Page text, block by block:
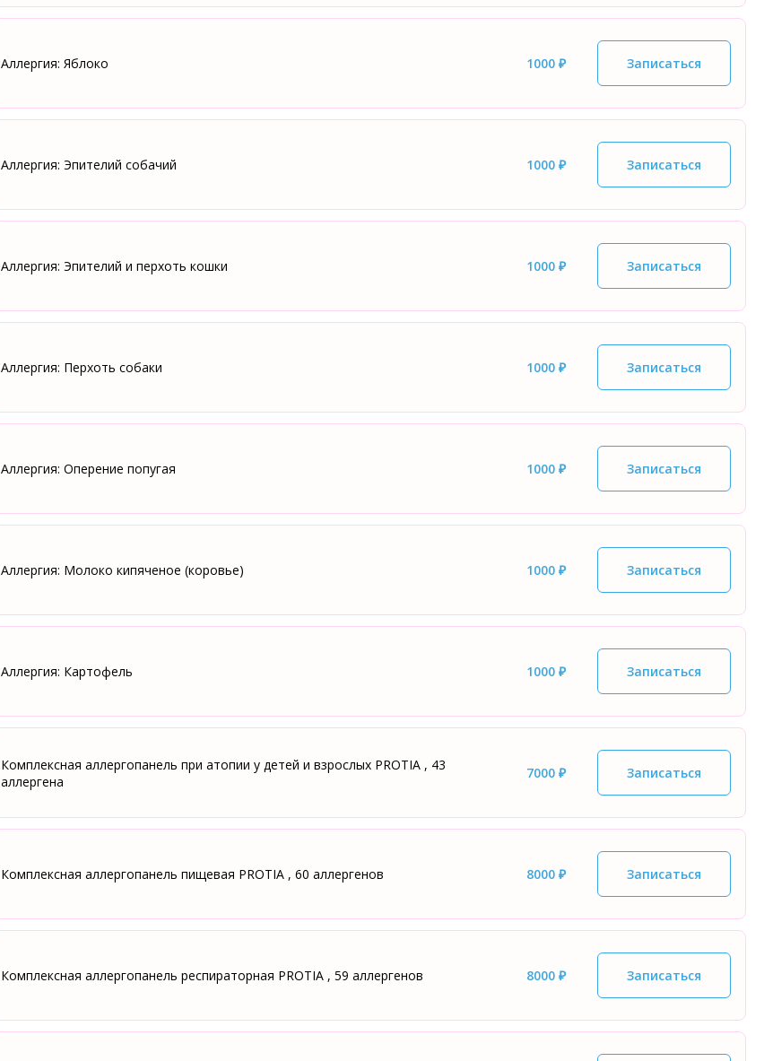
Аллергия: Яблоко 1000 ₽ Записаться
Аллергия: Эпителий собачий 1000 ₽ Записаться
Аллергия: Эпителий и перхоть кошки 1000 ₽ Записаться
Аллергия: Перхоть собаки 1000 ₽ Записаться
Аллергия: Оперение попугая 1000 ₽ Записаться
Аллергия: Молоко кипяченое (коровье) 1000 ₽ Записаться
Аллергия: Картофель 1000 ₽ Записаться
Комплексная аллергопанель при атопии у детей и взрослых PROTIA , 43
аллергена
7000 ₽ Записаться
Комплексная аллергопанель пищевая PROTIA , 60 аллергенов 8000 ₽ Записаться
Комплексная аллергопанель респираторная PROTIA , 59 аллергенов 8000 ₽ Записаться